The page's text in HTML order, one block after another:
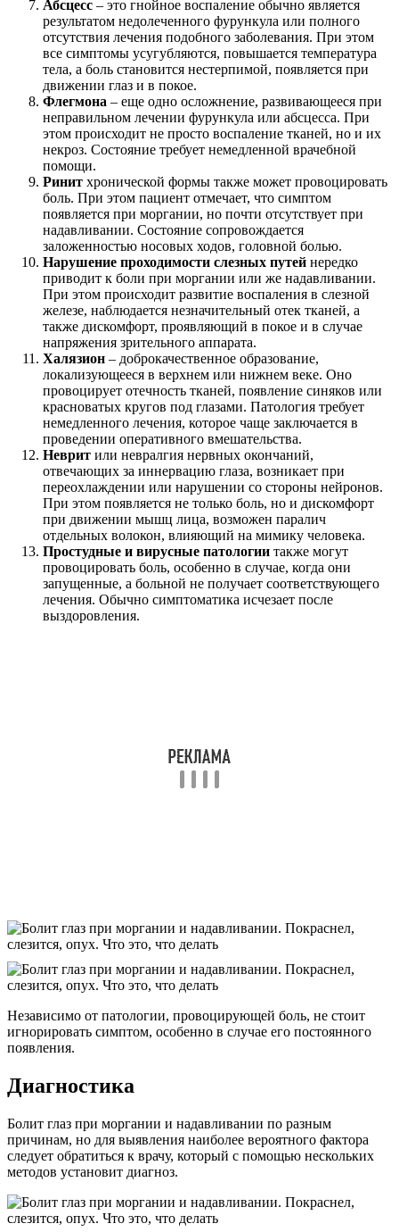
Абсцесс – это гнойное воспаление обычно является
результатом недолеченного фурункула или полного
отсутствия лечения подобного заболевания. При этом
все симптомы усугубляются, повышается температура
тела, а боль становится нестерпимой, появляется при
движении глаз и в покое.
Флегмона – еще одно осложнение, развивающееся при
неправильном лечении фурункула или абсцесса. При
этом происходит не просто воспаление тканей, но и их
некроз. Состояние требует немедленной врачебной
помощи.
Ринит хронической формы также может провоцировать
боль. При этом пациент отмечает, что симптом
появляется при моргании, но почти отсутствует при
надавливании. Состояние сопровождается
заложенностью носовых ходов, головной болью.
Нарушение проходимости слезных путей нередко
приводит к боли при моргании или же надавливании.
При этом происходит развитие воспаления в слезной
железе, наблюдается незначительный отек тканей, а
также дискомфорт, проявляющий в покое и в случае
напряжения зрительного аппарата.
Халязион – доброкачественное образование,
локализующееся в верхнем или нижнем веке. Оно
провоцирует отечность тканей, появление синяков или
красноватых кругов под глазами. Патология требует
немедленного лечения, которое чаще заключается в
проведении оперативного вмешательства.
Неврит или невралгия нервных окончаний,
отвечающих за иннервацию глаза, возникает при
переохлаждении или нарушении со стороны нейронов.
При этом появляется не только боль, но и дискомфорт
при движении мышц лица, возможен паралич
отдельных волокон, влияющий на мимику человека.
Простудные и вирусные патологии также могут
провоцировать боль, особенно в случае, когда они
запущенные, а больной не получает соответствующего
лечения. Обычно симптоматика исчезает после
выздоровления.
Независимо от патологии, провоцирующей боль, не стоит
игнорировать симптом, особенно в случае его постоянного
появления.
Диагностика
Болит глаз при моргании и надавливании по разным
причинам, но для выявления наиболее вероятного фактора
следует обратиться к врачу, который с помощью нескольких
методов установит диагноз.